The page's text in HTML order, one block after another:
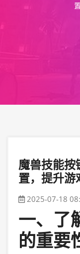
魔兽技能按
置，提升游
2025-07-18
一、了
的重要